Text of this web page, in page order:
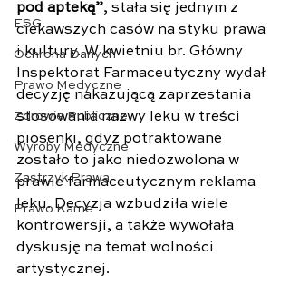
ESG
Ochrona Danych
Prawo Medyczne
Zdrowie Publiczne
Wyroby Medyczne
Zastrzyk Prawa
Prawo Karne
pod apteką”, stała się jednym z
ciekawszych casów na styku prawa
i kultury. W kwietniu br. Główny
Inspektorat Farmaceutyczny wydał
decyzję nakazującą zaprzestania
stosowania nazwy leku w treści
piosenki, gdyż potraktowane
zostało to jako niedozwolona w
prawie farmaceutycznym reklama
leku. Decyzja wzbudziła wiele
kontrowersji, a także wywołała
dyskusję na temat wolności
artystycznej.